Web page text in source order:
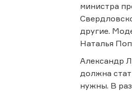
министра
другие.
Наталья
Александр
должна
нужны. В